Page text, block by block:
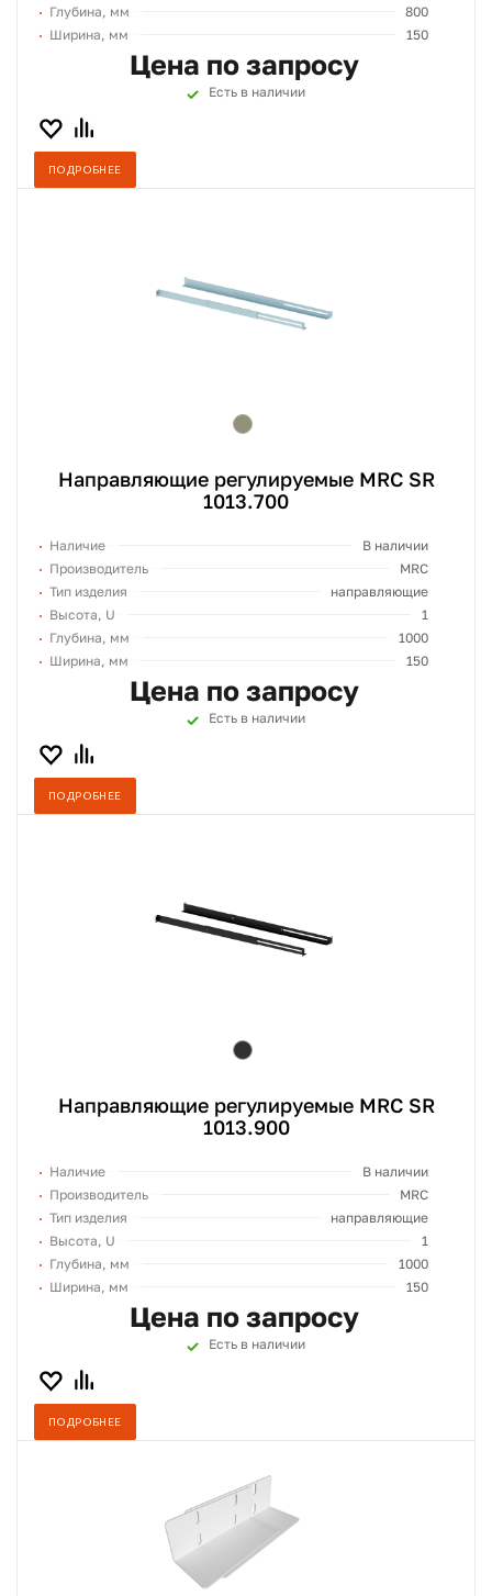
Глубина, мм
800
Ширина, мм
150
Цена по запросу
Есть в наличии
ПОДРОБНЕЕ
Направляющие регулируемые MRC SR
1013.700
Наличие
В наличии
Производитель
MRC
Тип изделия
направляющие
Высота, U
1
Глубина, мм
1000
Ширина, мм
150
Цена по запросу
Есть в наличии
ПОДРОБНЕЕ
Направляющие регулируемые MRC SR
1013.900
Наличие
В наличии
Производитель
MRC
Тип изделия
направляющие
Высота, U
1
Глубина, мм
1000
Ширина, мм
150
Цена по запросу
Есть в наличии
ПОДРОБНЕЕ